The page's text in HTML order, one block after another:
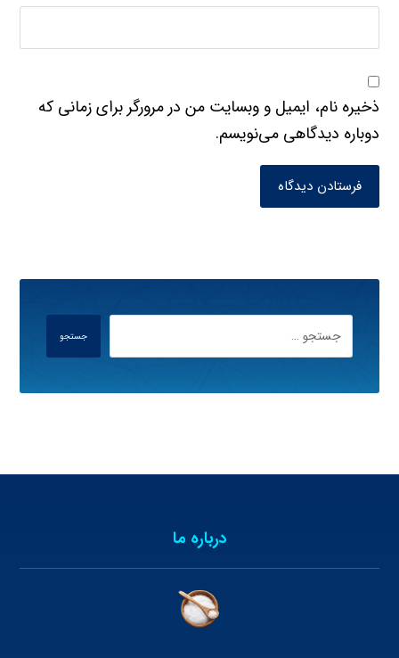
ذخیره نام، ایمیل و وبسایت من در مرورگر برای زمانی که
دوباره دیدگاهی می‌نویسم.
فرستادن دیدگاه
جستجو
درباره ما